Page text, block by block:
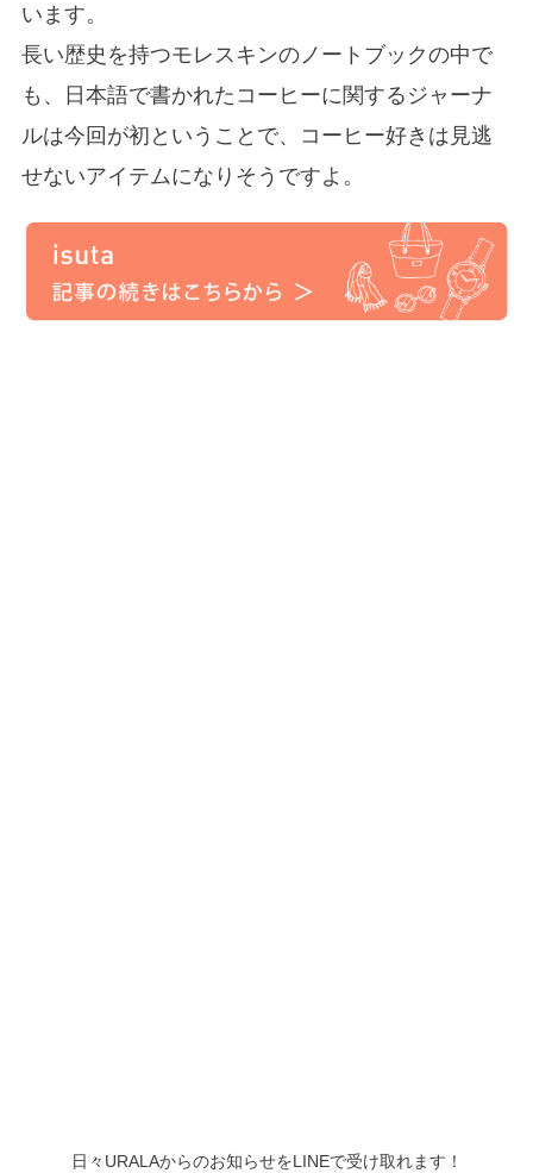
います。
長い歴史を持つモレスキンのノートブックの中で
も、日本語で書かれたコーヒーに関するジャーナ
ルは今回が初ということで、コーヒー好きは見逃
せないアイテムになりそうですよ。
日々URALAからのお知らせをLINEで受け取れます！